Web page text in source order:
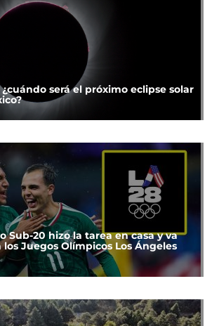
será el próximo eclipse solar
Sub-20 hizo la tarea en casa y va
Juegos Olímpicos Los Ángeles